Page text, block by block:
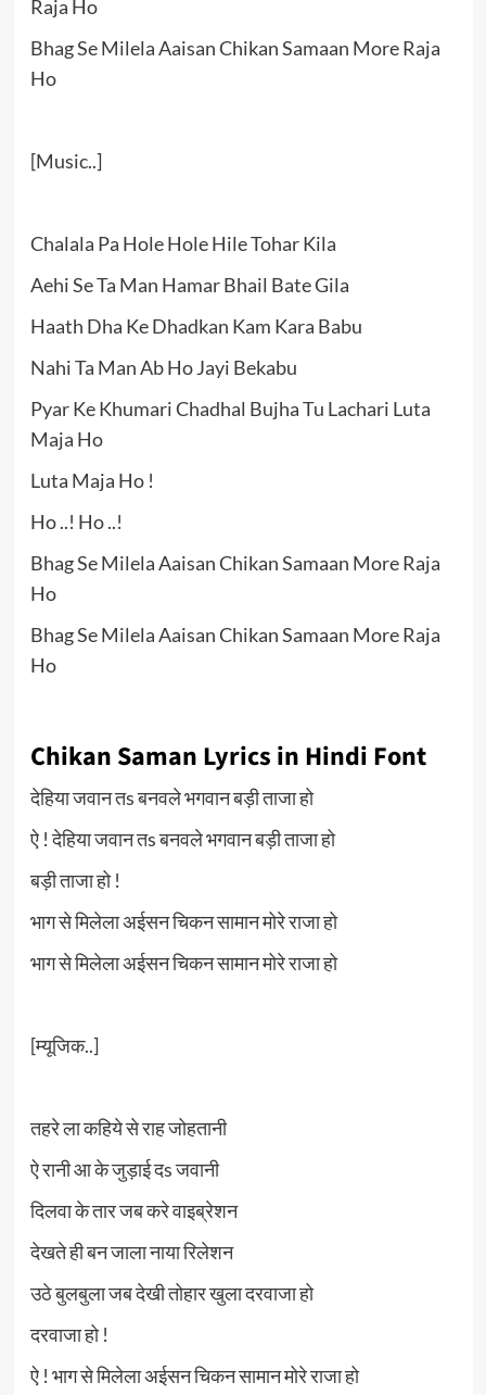
Raja Ho
Bhag Se Milela Aaisan Chikan Samaan More Raja
Ho
[Music..]
Chalala Pa Hole Hole Hile Tohar Kila
Aehi Se Ta Man Hamar Bhail Bate Gila
Haath Dha Ke Dhadkan Kam Kara Babu
Nahi Ta Man Ab Ho Jayi Bekabu
Pyar Ke Khumari Chadhal Bujha Tu Lachari Luta
Maja Ho
Luta Maja Ho !
Ho ..! Ho ..!
Bhag Se Milela Aaisan Chikan Samaan More Raja
Ho
Bhag Se Milela Aaisan Chikan Samaan More Raja
Ho
Chikan Saman Lyrics in Hindi Font
देहिया जवान तs बनवले भगवान बड़ी ताजा हो
ऐ ! देहिया जवान तs बनवले भगवान बड़ी ताजा हो
बड़ी ताजा हो !
भाग से मिलेला अईसन चिकन सामान मोरे राजा हो
भाग से मिलेला अईसन चिकन सामान मोरे राजा हो
[म्यूजिक..]
तहरे ला कहिये से राह जोहतानी
ऐ रानी आ के जुड़ाई दs जवानी
दिलवा के तार जब करे वाइब्रेशन
देखते ही बन जाला नाया रिलेशन
उठे बुलबुला जब देखी तोहार खुला दरवाजा हो
दरवाजा हो !
ऐ ! भाग से मिलेला अईसन चिकन सामान मोरे राजा हो